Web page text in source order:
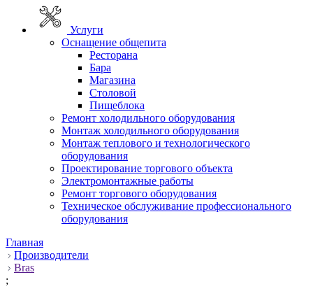
Услуги
Оснащение общепита
Ресторана
Бара
Магазина
Столовой
Пищеблока
Ремонт холодильного оборудования
Монтаж холодильного оборудования
Монтаж теплового и технологического
оборудования
Проектирование торгового объекта
Электромонтажные работы
Ремонт торгового оборудования
Техническое обслуживание профессионального
оборудования
Главная
Производители
Bras
;